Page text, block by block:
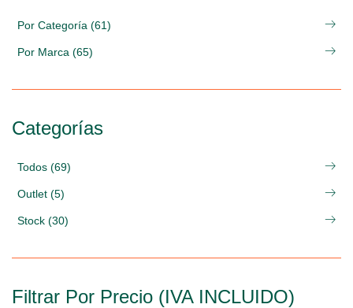
Por Categoría (61)
Por Marca (65)
Categorías
Todos (69)
Outlet (5)
Stock (30)
Filtrar Por Precio (IVA INCLUIDO)